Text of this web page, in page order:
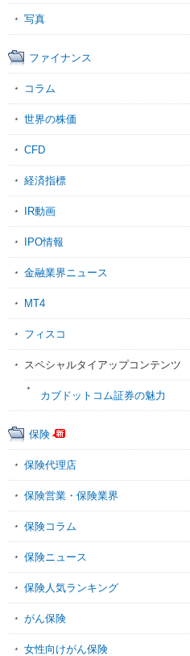
写真
ファイナンス
コラム
世界の株価
CFD
経済指標
IR動画
IPO情報
金融業界ニュース
MT4
フィスコ
スペシャルタイアップコンテンツ
カブドットコム証券の魅力
保険
保険代理店
保険営業・保険業界
保険コラム
保険ニュース
保険人気ランキング
がん保険
女性向けがん保険